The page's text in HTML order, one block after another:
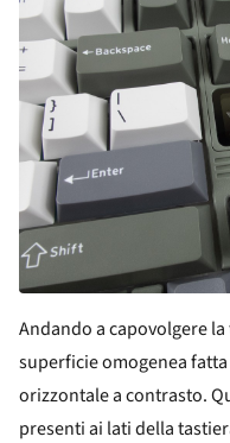
Andando a capovolgere
superficie omogenea
orizzontale a contrasto.
presenti ai lati della